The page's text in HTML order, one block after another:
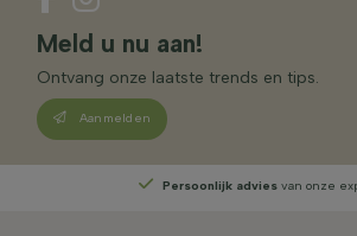
Meld u nu aan!
Ontvang onze laatste trends en tips.
Aanmelden
Persoonlijk advies van onze